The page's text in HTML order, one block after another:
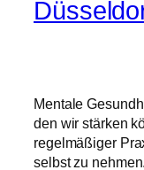
Mentale
den wir stärken
regelmäßiger
selbst zu nehmen.